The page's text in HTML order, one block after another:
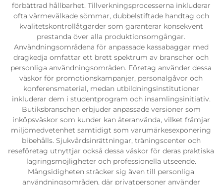
förbättrad hållbarhet. Tillverkningsprocesserna inkluderar
ofta värmevälkade sömmar, dubbelstiftade handtag och
kvalitetskontrollåtgärder som garanterar konsekvent
prestanda över alla produktionsomgångar.
Användningsområdena för anpassade kassabaggar med
dragkedja omfattar ett brett spektrum av branscher och
personliga användningsområden. Företag använder dessa
väskor för promotionskampanjer, personalgåvor och
konferensmaterial, medan utbildningsinstitutioner
inkluderar dem i studentprogram och insamlingsinitiativ.
Butiksbranschen erbjuder anpassade versioner som
inköpsväskor som kunder kan återanvända, vilket främjar
miljömedvetenhet samtidigt som varumärkesexponering
bibehålls. Sjukvårdsinrättningar, träningscenter och
reseföretag utnyttjar också dessa väskor för deras praktiska
lagringsmöjligheter och professionella utseende.
Mångsidigheten sträcker sig även till personliga
användningsområden, där privatpersoner använder